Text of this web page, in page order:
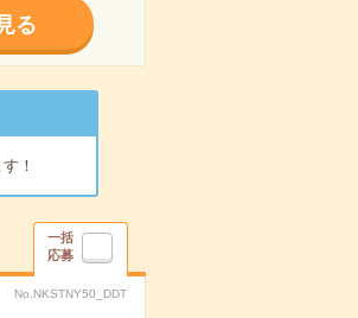
る
！
一括
応募
No.NKSTNY50_DDT